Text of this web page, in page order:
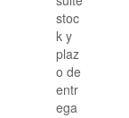
stoc
k y
plaz
o de
entr
ega